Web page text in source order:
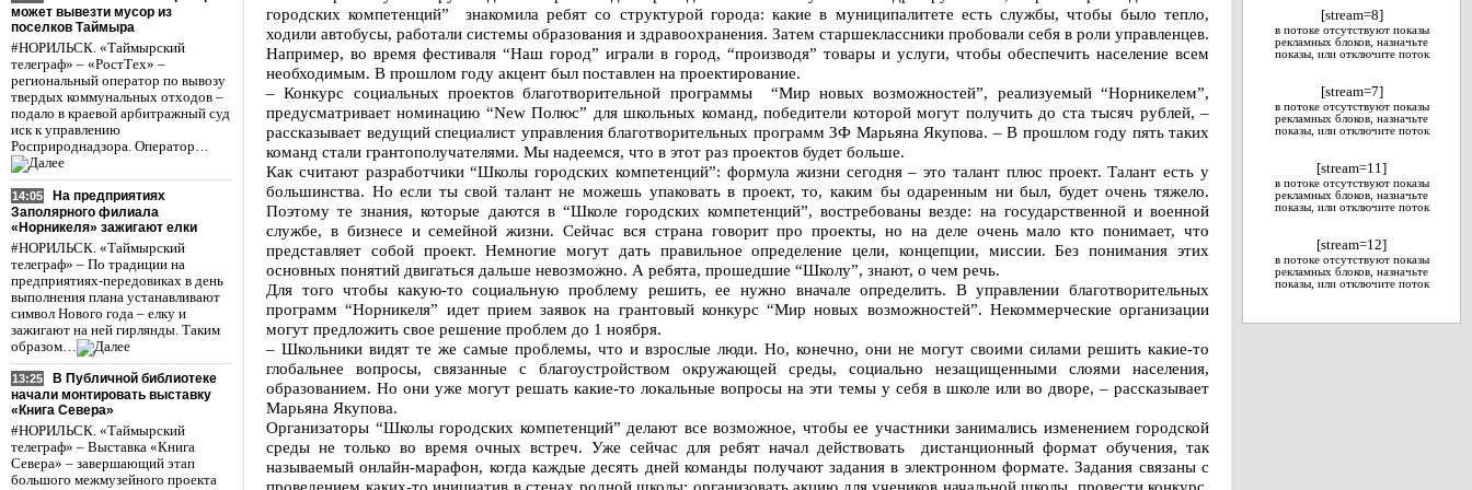
может вывезти мусор из
поселков Таймыра
#НОРИЛЬСК. «Таймырский
телеграф» – «РостТех» –
региональный оператор по вывозу
твердых коммунальных отходов –
подало в краевой арбитражный суд
иск к управлению
Росприроднадзора. Оператор…
14:05
На предприятиях
Заполярного филиала
«Норникеля» зажигают елки
#НОРИЛЬСК. «Таймырский
телеграф» – По традиции на
предприятиях-передовиках в день
выполнения плана устанавливают
символ Нового года – елку и
зажигают на ней гирлянды. Таким
образом…
13:25
В Публичной библиотеке
начали монтировать выставку
«Книга Севера»
#НОРИЛЬСК. «Таймырский
телеграф» – Выставка «Книга
Севера» – завершающий этап
большого межмузейного проекта
городских компетенций” знакомила ребят со структурой города: какие в муниципалитете есть службы, чтобы было тепло,
ходили автобусы, работали системы образования и здравоохранения. Затем старшеклассники пробовали себя в роли управленцев.
Например, во время фестиваля “Наш город” играли в город, “производя” товары и услуги, чтобы обеспечить население всем
необходимым. В прошлом году акцент был поставлен на проектирование.
– Конкурс социальных проектов благотворительной программы “Мир новых возможностей”, реализуемый “Норникелем”,
предусматривает номинацию “New Полюс” для школьных команд, победители которой могут получить до ста тысяч рублей, –
рассказывает ведущий специалист управления благотворительных программ ЗФ Марьяна Якупова. – В прошлом году пять таких
команд стали грантополучателями. Мы надеемся, что в этот раз проектов будет больше.
Как считают разработчики “Школы городских компетенций”: формула жизни сегодня – это талант плюс проект. Талант есть у
большинства. Но если ты свой талант не можешь упаковать в проект, то, каким бы одаренным ни был, будет очень тяжело.
Поэтому те знания, которые даются в “Школе городских компетенций”, востребованы везде: на государственной и военной
службе, в бизнесе и семейной жизни. Сейчас вся страна говорит про проекты, но на деле очень мало кто понимает, что
представляет собой проект. Немногие могут дать правильное определение цели, концепции, миссии. Без понимания этих
основных понятий двигаться дальше невозможно. А ребята, прошедшие “Школу”, знают, о чем речь.
Для того чтобы какую-то социальную проблему решить, ее нужно вначале определить. В управлении благотворительных
программ “Норникеля” идет прием заявок на грантовый конкурс “Мир новых возможностей”. Некоммерческие организации
могут предложить свое решение проблем до 1 ноября.
– Школьники видят те же самые проблемы, что и взрослые люди. Но, конечно, они не могут своими силами решить какие-то
глобальнее вопросы, связанные с благоустройством окружающей среды, социально незащищенными слоями населения,
образованием. Но они уже могут решать какие-то локальные вопросы на эти темы у себя в школе или во дворе, – рассказывает
Марьяна Якупова.
Организаторы “Школы городских компетенций” делают все возможное, чтобы ее участники занимались изменением городской
среды не только во время очных встреч. Уже сейчас для ребят начал действовать дистанционный формат обучения, так
называемый онлайн-марафон, когда каждые десять дней команды получают задания в электронном формате. Задания связаны с
проведением каких-то инициатив в стенах родной школы: организовать акцию для учеников начальной школы, провести конкурс.
[stream=8]
в потоке отсутствуют показы
рекламных блоков, назначьте
показы, или отключите поток
[stream=7]
в потоке отсутствуют показы
рекламных блоков, назначьте
показы, или отключите поток
[stream=11]
в потоке отсутствуют показы
рекламных блоков, назначьте
показы, или отключите поток
[stream=12]
в потоке отсутствуют показы
рекламных блоков, назначьте
показы, или отключите поток